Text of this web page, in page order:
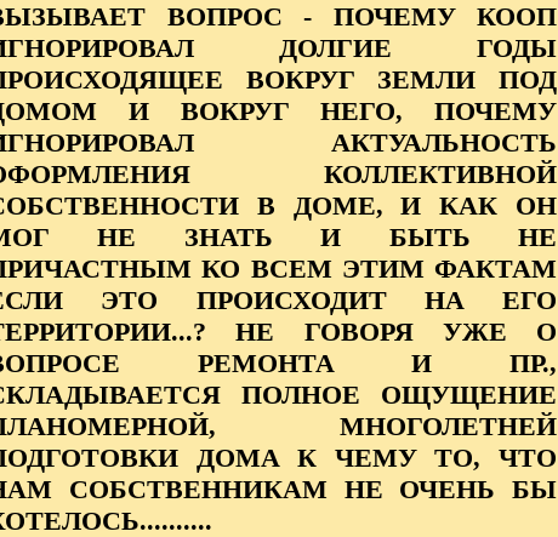
ВОПРОС - ПОЧЕМУ КООП
ДОЛГИЕ ГОДЫ
ВОКРУГ ЗЕМЛИ ПОД
И ВОКРУГ НЕГО, ПОЧЕМУ
АКТУАЛЬНОСТЬ
КОЛЛЕКТИВНОЙ
В ДОМЕ, И КАК ОН
НЕ ЗНАТЬ И БЫТЬ НЕ
КО ВСЕМ ЭТИМ ФАКТАМ
ЭТО ПРОИСХОДИТ НА ЕГО
НЕ ГОВОРЯ УЖЕ О
РЕМОНТА И ПР.,
ПОЛНОЕ ОЩУЩЕНИЕ
МНОГОЛЕТНЕЙ
ДОМА К ЧЕМУ ТО, ЧТО
СОБСТВЕННИКАМ НЕ ОЧЕНЬ БЫ